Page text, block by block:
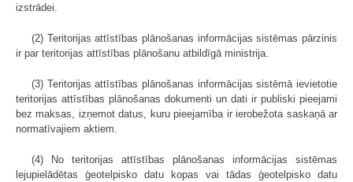
izstrādei.
(2) Teritorijas attīstības plānošanas informācijas sistēmas pārzinis
ir par teritorijas attīstības plānošanu atbildīgā ministrija.
(3) Teritorijas attīstības plānošanas informācijas sistēmā ievietotie
teritorijas attīstības plānošanas dokumenti un dati ir publiski pieejami
bez maksas, izņemot datus, kuru pieejamība ir ierobežota saskaņā ar
normatīvajiem aktiem.
(4) No teritorijas attīstības plānošanas informācijas sistēmas
lejupielādētas ģeotelpisko datu kopas vai tādas ģeotelpisko datu